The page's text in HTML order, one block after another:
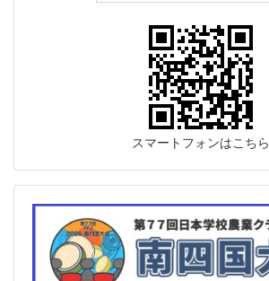
スマートフォンはこちら